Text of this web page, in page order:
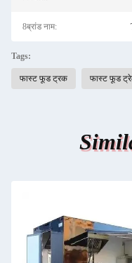
8ब्रांड नाम:
Tags:
फास्ट फूड ट्रक फास्ट फूड